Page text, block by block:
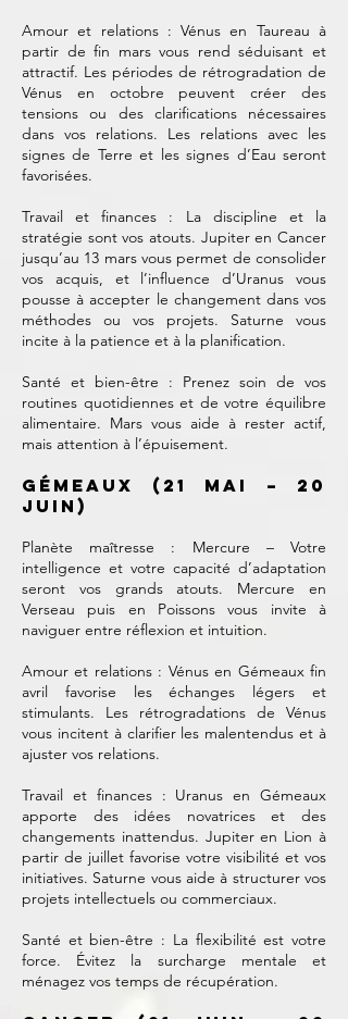
Amour et relations : Vénus en Taureau à
partir de fin mars vous rend séduisant et
attractif. Les périodes de rétrogradation de
Vénus en octobre peuvent créer des
tensions ou des clarifications nécessaires
dans vos relations. Les relations avec les
signes de Terre et les signes d’Eau seront
favorisées.
Travail et finances : La discipline et la
stratégie sont vos atouts. Jupiter en Cancer
jusqu’au 13 mars vous permet de consolider
vos acquis, et l’influence d’Uranus vous
pousse à accepter le changement dans vos
méthodes ou vos projets. Saturne vous
incite à la patience et à la planification.
Santé et bien-être : Prenez soin de vos
routines quotidiennes et de votre équilibre
alimentaire. Mars vous aide à rester actif,
mais attention à l’épuisement.
Gémeaux (21 mai – 20
juin)
Planète maîtresse : Mercure – Votre
intelligence et votre capacité d’adaptation
seront vos grands atouts. Mercure en
Verseau puis en Poissons vous invite à
naviguer entre réflexion et intuition.
Amour et relations : Vénus en Gémeaux fin
avril favorise les échanges légers et
stimulants. Les rétrogradations de Vénus
vous incitent à clarifier les malentendus et à
ajuster vos relations.
Travail et finances : Uranus en Gémeaux
apporte des idées novatrices et des
changements inattendus. Jupiter en Lion à
partir de juillet favorise votre visibilité et vos
initiatives. Saturne vous aide à structurer vos
projets intellectuels ou commerciaux.
Santé et bien-être : La flexibilité est votre
force. Évitez la surcharge mentale et
ménagez vos temps de récupération.